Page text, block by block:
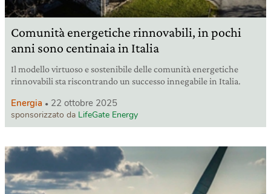
Comunità energetiche rinnovabili, in pochi
anni sono centinaia in Italia
Il modello virtuoso e sostenibile delle comunità energetiche
rinnovabili sta riscontrando un successo innegabile in Italia.
Energia 22 ottobre 2025
sponsorizzato da LifeGate Energy